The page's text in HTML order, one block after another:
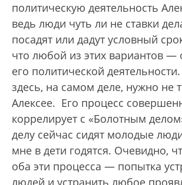
политическую деятельность
ведь люди чуть ли не ставки
посадят или дадут условный
что любой из этих вариантов —
его политической
здесь, на самом деле, нужно не
Алексее. Его процесс
коррелирует с «Болотным
делу сейчас сидят молодые
мне в дети годятся. Очевидно,
оба эти процесса — попытка